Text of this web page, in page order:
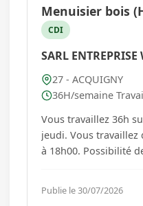
Menuisier bois
CDI
SARL
27 - ACQUIGNY
36H/semaine
Vous travaillez 36h
jeudi. Vous travaillez
à 18h00. Possibilité
jeunes en
autonomie à la
Publie le 30/07/2026